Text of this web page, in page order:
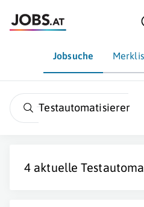
Jobsuche
Testautomatisierer
4 aktuelle